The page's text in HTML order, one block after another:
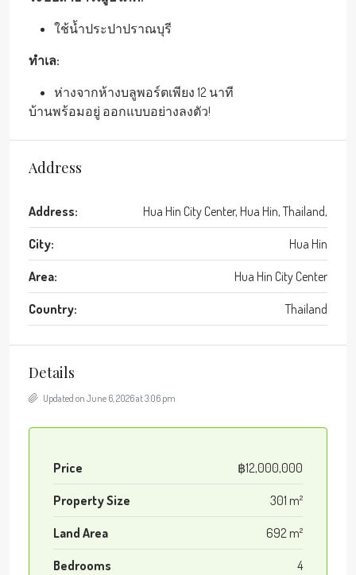
ใช้น้ำประปาปราณบุรี
ทำเล:
ห่างจากห้างบลูพอร์ตเพียง 12 นาที
บ้านพร้อมอยู่ ออกแบบอย่างลงตัว!
Address
Address: Hua Hin City Center, Hua Hin, Thailand,
City: Hua Hin
Area: Hua Hin City Center
Country: Thailand
Details
Updated on June 6, 2026 at 3:06 pm
Price ฿12,000,000
Property Size 301 m²
Land Area 692 m²
Bedrooms 4